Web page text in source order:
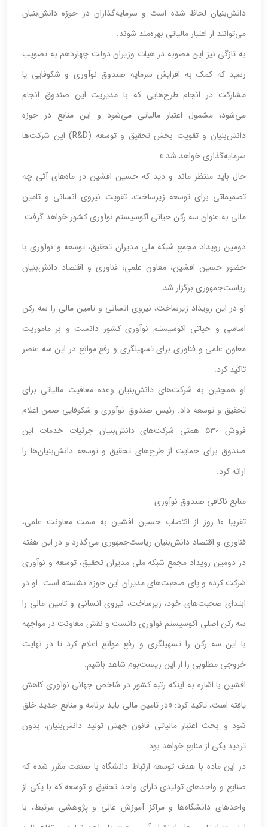
دانش‌بنیان لحاظ شده است و سرمایه‌گذاران در حوزه دانش‌بنیان
می‌توانند از اعتبار مالیاتی بهره‌مند شوند.
به تازگی نیز این مصوبه در هیات وزیران دولت چهاردهم به تصویب
رسید که کمک به افزایش سرمایه صندوق نوآوری و شکوفایی یا
مشارکت در انجام طرح‌هایی که با مدیریت این صندوق انجام
می‌شود، مشمول اعتبار مالیاتی می‌شود و این منابع در حوزه
دانش‌بنیان و تقویت بخش تحقیق و توسعه (R&D) این شرکت‌ها
سرمایه‌گذاری خواهد شد.»
حال باید منتظر ماند و دید که حسین افشین در ماه‌های آتی چه
تصمیماتی برای توسعه زیرساخت، تقویت نیروی انسانی و تامین
مالی به عنوان سه رکن حیاتی اکوسیستم نوآوری کشور خواهد گرفت.
دومین رویداد مجمع شبکه ملی مدیران تحقیق، توسعه و نوآوری با
حضور حسین افشین، معاون علمی، فناوری و اقتصاد دانش‌بنیان
ریاست‌جمهوری برگزار شد.
او در این رویداد زیرساخت، نیروی انسانی و تامین مالی را سه رکن
اساسی و حیاتی اکوسیستم نوآوری کشور دانست و بر ماموریت
معاون علمی و فناوری برای تسهیلگری و رفع موانع در این سه عنصر
تاکید کرد.
او همچنین به شرکت‌های دانش‌بنیان وعده معافیت مالیاتی برای
تحقیق و توسعه داد. رئیس صندوق نوآوری و شکوفایی ضمن اعلام
فروش ۵۳۰ همتی شرکت‌های دانش‌بنیان جزئیات خدمات این
صندوق برای حمایت از طرح‌های تحقیق و توسعه دانش‌بنیان‌ها را
ارائه کرد.
منابع ناکافی صندوق نوآوری
تقریبا ۱۰ روز از انتصاب حسین افشین به سمت معاونت علمی،
فناوری و اقتصاد دانش‌بنیان ریاست‌جمهوری می‌گذرد و در این هفته
در دومین رویداد مجمع شبکه ملی مدیران تحقیق، توسعه و نوآوری
شرکت کرده و پای صحبت‌های مدیران این حوزه نشسته است. او در
ابتدای صحبت‌های خود، زیرساخت، نیروی انسانی و تامین مالی را
سه رکن اصلی اکوسیستم نوآوری دانست و نقش معاونت در مواجهه
با این سه رکن را تسهیلگری و رفع موانع اعلام کرد تا در نهایت
خروجی مطلوبی را از این زیست‌بوم شاهد باشیم.
افشین با اشاره به اینکه رتبه کشور در شاخص جهانی نوآوری کاهش
یافته است، تاکید کرد: «در تامین مالی باید برنامه و منابع جدید خلق
شود‌ و بحث اعتبار مالیاتی قانون جهش تولید دانش‌بنیان، بدون
تردید یکی از منابع خواهد بود.
در این ماده با هدف توسعه ارتباط دانشگاه با صنعت مقرر شده که
صنایع و واحدهای تولیدی دارای واحد تحقیق و توسعه که با یکی از
واحدهای دانشگاه‌ها و مراکز آموزش عالی و پژوهشی مرتبط، با